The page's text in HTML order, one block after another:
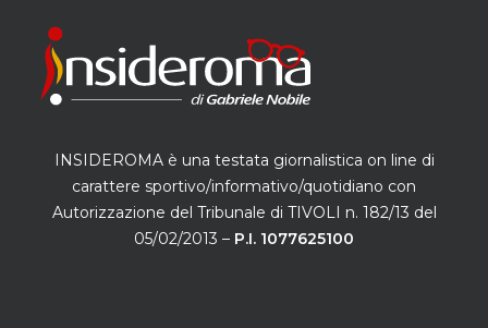
INSIDEROMA è una testata giornalistica on line di
carattere sportivo/informativo/quotidiano con
Autorizzazione del Tribunale di TIVOLI n. 182/13 del
05/02/2013 – P.I. 1077625100